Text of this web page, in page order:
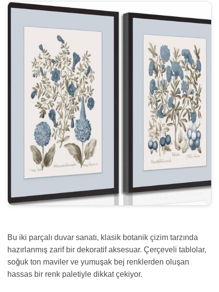
Bu iki parçalı duvar sanatı, klasik botanik çizim tarzında
hazırlanmış zarif bir dekoratif aksesuar. Çerçeveli tablolar,
soğuk ton maviler ve yumuşak bej renklerden oluşan
hassas bir renk paletiyle dikkat çekiyor.